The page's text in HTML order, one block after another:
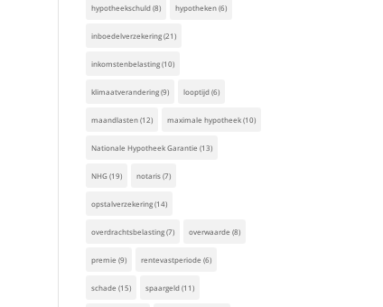
hypotheekschuld(8) hypotheken(6)
inboedelverzekering(21)
inkomstenbelasting(10)
klimaatverandering(9) looptijd(6)
maandlasten(12) maximale hypotheek(10)
Nationale Hypotheek Garantie (13)
NHG(19) notaris(7)
opstalverzekering(14)
overdrachtsbelasting(7) overwaarde (8)
premie (9) rentevastperiode (6)
schade (15) spaargeld(11)